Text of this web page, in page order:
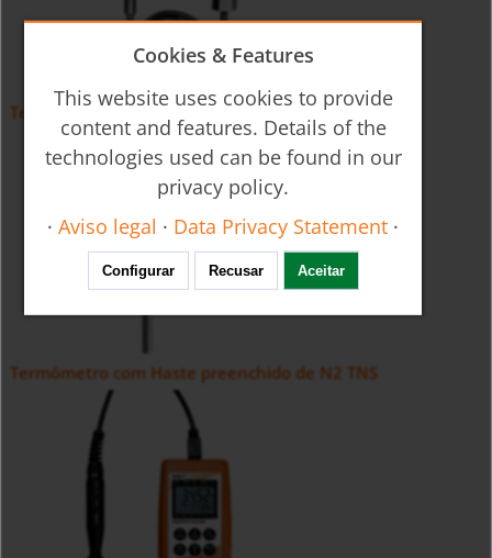
Termômetro com Capilar preenchido de N2 TNF
Termômetro com Haste preenchido de N2 TNS
Cookies & Features
This website uses cookies to provide
content and features. Details of the
technologies used can be found in our
privacy policy.
·Aviso legal · Data Privacy Statement ·
Configurar Recusar Aceitar